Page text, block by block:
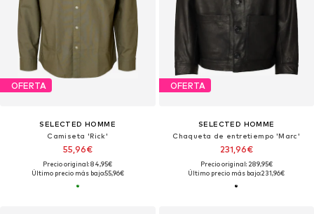
OFERTA
SELECTED HOMME
Camiseta 'Rick'
55,96€
Precio original: 84,95€
Último precio más bajo:55,96€
OFERTA
SELECTED HOMME
Chaqueta de entretiempo 'Marc'
231,96€
Precio original: 289,95€
Último precio más bajo:231,96€